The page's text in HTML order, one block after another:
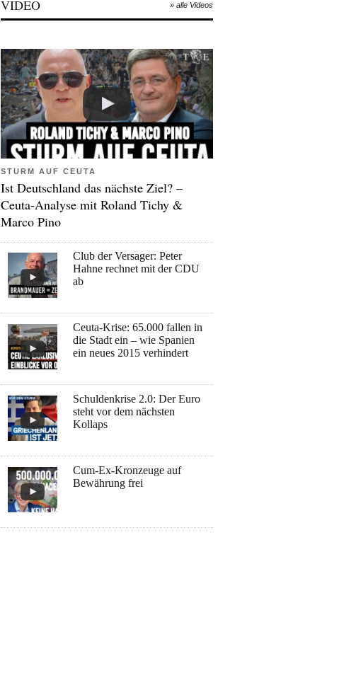
VIDEO » alle Videos
STURM AUF CEUTA
Ist Deutschland das nächste Ziel? –
Ceuta-Analyse mit Roland Tichy &
Marco Pino
Club der Versager: Peter
Hahne rechnet mit der CDU
ab
Ceuta-Krise: 65.000 fallen in
die Stadt ein – wie Spanien
ein neues 2015 verhindert
Schuldenkrise 2.0: Der Euro
steht vor dem nächsten
Kollaps
Cum-Ex-Kronzeuge auf
Bewährung frei